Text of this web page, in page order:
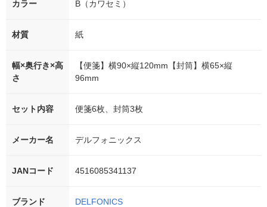
カラー B（カワセミ）
材質 紙
幅×奥行き×高
さ
【便箋】横90×縦120mm【封筒】横65×縦
96mm
セット内容 便箋6枚、封筒3枚
メーカー名 デルフォニックス
JANコード 4516085341137
ブランド DELFONICS